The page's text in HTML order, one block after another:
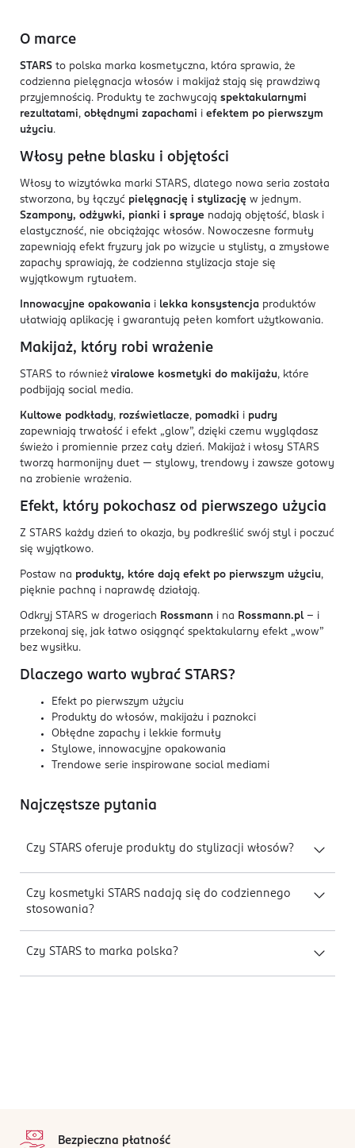
O marce
STARS to polska marka kosmetyczna, która sprawia, że
codzienna pielęgnacja włosów i makijaż stają się prawdziwą
przyjemnością. Produkty te zachwycają spektakularnymi
rezultatami, obłędnymi zapachami i efektem po pierwszym
użyciu.
Włosy pełne blasku i objętości
Włosy to wizytówka marki STARS, dlatego nowa seria została
stworzona, by łączyć pielęgnację i stylizację w jednym.
Szampony, odżywki, pianki i spraye nadają objętość, blask i
elastyczność, nie obciążając włosów. Nowoczesne formuły
zapewniają efekt fryzury jak po wizycie u stylisty, a zmysłowe
zapachy sprawiają, że codzienna stylizacja staje się
wyjątkowym rytuałem.
Innowacyjne opakowania i lekka konsystencja produktów
ułatwiają aplikację i gwarantują pełen komfort użytkowania.
Makijaż, który robi wrażenie
STARS to również viralowe kosmetyki do makijażu, które
podbijają social media.
Kultowe podkłady, rozświetlacze, pomadki i pudry
zapewniają trwałość i efekt „glow”, dzięki czemu wyglądasz
świeżo i promiennie przez cały dzień. Makijaż i włosy STARS
tworzą harmonijny duet — stylowy, trendowy i zawsze gotowy
na zrobienie wrażenia.
Efekt, który pokochasz od pierwszego użycia
Z STARS każdy dzień to okazja, by podkreślić swój styl i poczuć
się wyjątkowo.
Postaw na produkty, które dają efekt po pierwszym użyciu,
pięknie pachną i naprawdę działają.
Odkryj STARS w drogeriach Rossmann i na Rossmann.pl– i
przekonaj się, jak łatwo osiągnąć spektakularny efekt „wow”
bez wysiłku.
Dlaczego warto wybrać STARS?
Efekt po pierwszym użyciu
Produkty do włosów, makijażu i paznokci
Obłędne zapachy i lekkie formuły
Stylowe, innowacyjne opakowania
Trendowe serie inspirowane social mediami
Najczęstsze pytania
Czy STARS oferuje produkty do stylizacji włosów?
Czy kosmetyki STARS nadają się do codziennego
stosowania?
Czy STARS to marka polska?
Bezpieczna płatność